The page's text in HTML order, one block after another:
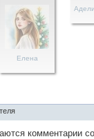
Елена
комментарии